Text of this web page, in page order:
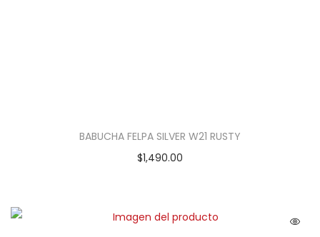
BABUCHA FELPA SILVER W21 RUSTY
$1,490.00